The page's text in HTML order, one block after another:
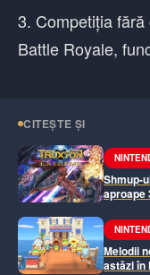
3. Competiția
Battle Royale,
CITEȘTE ȘI
Shmup-
aproape
Melodii
astăzi în